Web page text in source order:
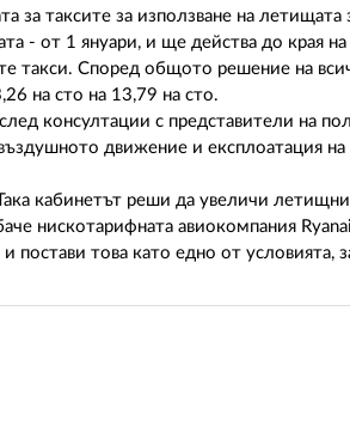
за таксите за използване на летищата
- от 1 януари, и ще действа до края на
такси. Според общото решение на
на сто на 13,79 на сто.
консултации с представители на
движение и експлоатация на
кабинетът реши да увеличи
нискотарифната авиокомпания
постави това като едно от условията,